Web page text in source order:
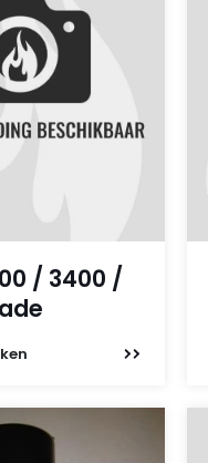
/ 3400 /